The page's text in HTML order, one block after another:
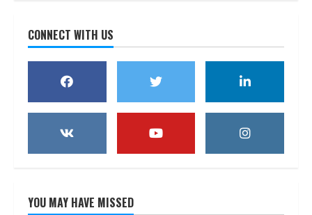
CONNECT WITH US
YOU MAY HAVE MISSED